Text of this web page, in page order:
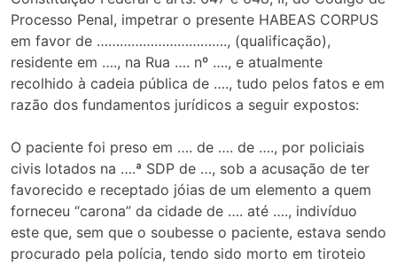
Processo Penal, impetrar o presente HABEAS CORPUS
em favor de ……………………………., (qualificação),
residente em …., na Rua …. nº …., e atualmente
recolhido à cadeia pública de …., tudo pelos fatos e em
razão dos fundamentos jurídicos a seguir expostos:
O paciente foi preso em …. de …. de …., por policiais
civis lotados na ….ª SDP de …, sob a acusação de ter
favorecido e receptado jóias de um elemento a quem
forneceu “carona” da cidade de …. até …., indivíduo
este que, sem que o soubesse o paciente, estava sendo
procurado pela polícia, tendo sido morto em tiroteio